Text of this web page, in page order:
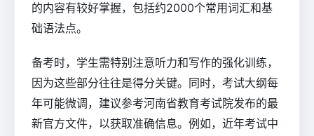
的内容有较好掌握，包括约2000个常用词汇和基
础语法点。
备考时，学生需特别注意听力和写作的强化训练，
因为这些部分往往是得分关键。同时，考试大纲每
年可能微调，建议参考河南省教育考试院发布的最
新官方文件，以获取准确信息。例如，近年考试中